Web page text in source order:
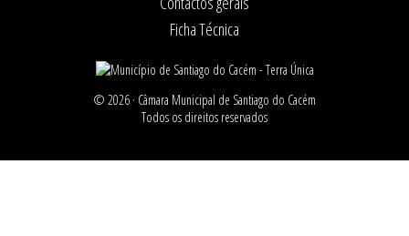
Ficha Técnica
© 2026 · Câmara Municipal de Santiago do Cacém
Todos os direitos reservados